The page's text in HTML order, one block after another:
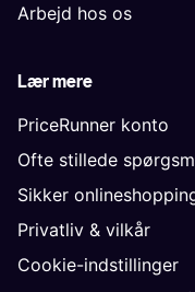
Arbejd hos os
Lær mere
PriceRunner konto
Ofte stillede
Sikker
Privatliv & vilkår
Cookie-indstillinger